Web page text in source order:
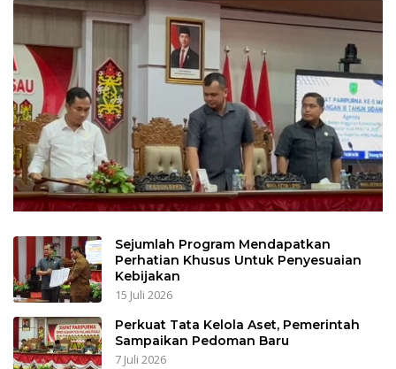
Sejumlah Program Mendapatkan
Perhatian Khusus Untuk Penyesuaian
Kebijakan
15 Juli 2026
Perkuat Tata Kelola Aset, Pemerintah
Sampaikan Pedoman Baru
7 Juli 2026